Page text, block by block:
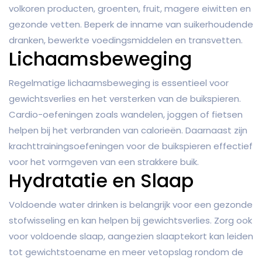
volkoren producten, groenten, fruit, magere eiwitten en
gezonde vetten. Beperk de inname van suikerhoudende
dranken, bewerkte voedingsmiddelen en transvetten.
Lichaamsbeweging
Regelmatige lichaamsbeweging is essentieel voor
gewichtsverlies en het versterken van de buikspieren.
Cardio-oefeningen zoals wandelen, joggen of fietsen
helpen bij het verbranden van calorieën. Daarnaast zijn
krachttrainingsoefeningen voor de buikspieren effectief
voor het vormgeven van een strakkere buik.
Hydratatie en Slaap
Voldoende water drinken is belangrijk voor een gezonde
stofwisseling en kan helpen bij gewichtsverlies. Zorg ook
voor voldoende slaap, aangezien slaaptekort kan leiden
tot gewichtstoename en meer vetopslag rondom de